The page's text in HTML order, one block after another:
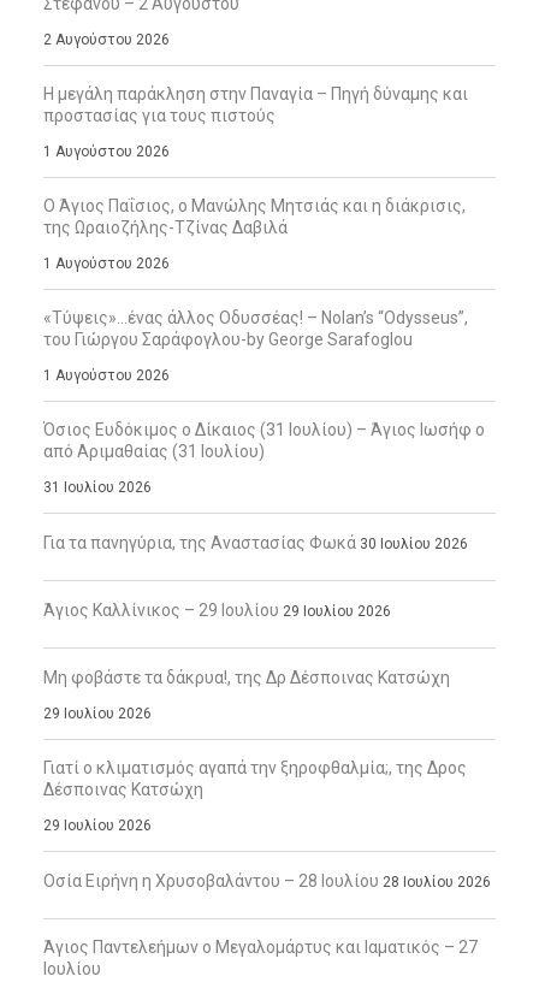
Στεφάνου – 2 Αυγούστου
2 Αυγούστου 2026
Η μεγάλη παράκληση στην Παναγία – Πηγή δύναμης και
προστασίας για τους πιστούς
1 Αυγούστου 2026
Ο Άγιος Παΐσιος, ο Μανώλης Μητσιάς και η διάκρισις,
της Ωραιοζήλης-Τζίνας Δαβιλά
1 Αυγούστου 2026
«Τύψεις»…ένας άλλος Οδυσσέας! – Nolan’s “Odysseus”,
του Γιώργου Σαράφογλου-by George Sarafoglou
1 Αυγούστου 2026
Όσιος Ευδόκιμος ο Δίκαιος (31 Ιουλίου) – Άγιος Ιωσήφ ο
από Αριμαθαίας (31 Ιουλίου)
31 Ιουλίου 2026
Για τα πανηγύρια, της Αναστασίας Φωκά 30 Ιουλίου 2026
Άγιος Καλλίνικος – 29 Ιουλίου 29 Ιουλίου 2026
Μη φοβάστε τα δάκρυα!, της Δρ Δέσποινας Κατσώχη
29 Ιουλίου 2026
Γιατί ο κλιματισμός αγαπά την ξηροφθαλμία;, της Δρος
Δέσποινας Κατσώχη
29 Ιουλίου 2026
Οσία Ειρήνη η Χρυσοβαλάντου – 28 Ιουλίου 28 Ιουλίου 2026
Άγιος Παντελεήμων ο Μεγαλομάρτυς και Ιαματικός – 27
Ιουλίου